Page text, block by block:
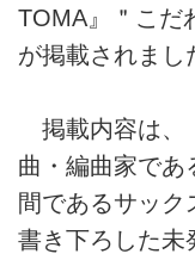
TOMA』＂こだ
が掲載されまし
掲載内容は、
曲・編曲家であ
間であるサック
書き下ろした未